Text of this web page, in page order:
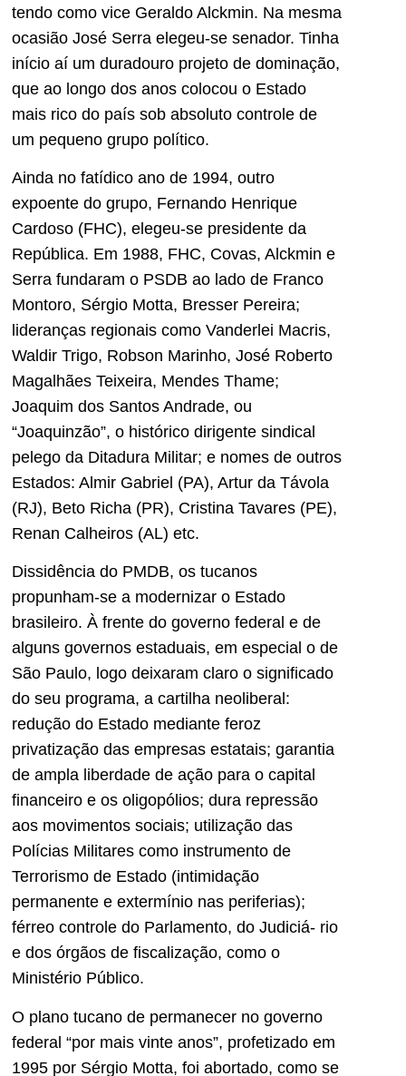
tendo como vice Geraldo Alckmin. Na mesma
ocasião José Serra elegeu-se senador. Tinha
início aí um duradouro projeto de dominação,
que ao longo dos anos colocou o Estado
mais rico do país sob absoluto controle de
um pequeno grupo político.
Ainda no fatídico ano de 1994, outro
expoente do grupo, Fernando Henrique
Cardoso (FHC), elegeu-se presidente da
República. Em 1988, FHC, Covas, Alckmin e
Serra fundaram o PSDB ao lado de Franco
Montoro, Sérgio Motta, Bresser Pereira;
lideranças regionais como Vanderlei Macris,
Waldir Trigo, Robson Marinho, José Roberto
Magalhães Teixeira, Mendes Thame;
Joaquim dos Santos Andrade, ou
“Joaquinzão”, o histórico dirigente sindical
pelego da Ditadura Militar; e nomes de outros
Estados: Almir Gabriel (PA), Artur da Távola
(RJ), Beto Richa (PR), Cristina Tavares (PE),
Renan Calheiros (AL) etc.
Dissidência do PMDB, os tucanos
propunham-se a modernizar o Estado
brasileiro. À frente do governo federal e de
alguns governos estaduais, em especial o de
São Paulo, logo deixaram claro o significado
do seu programa, a cartilha neoliberal:
redução do Estado mediante feroz
privatização das empresas estatais; garantia
de ampla liberdade de ação para o capital
financeiro e os oligopólios; dura repressão
aos movimentos sociais; utilização das
Polícias Militares como instrumento de
Terrorismo de Estado (intimidação
permanente e extermínio nas periferias);
férreo controle do Parlamento, do Judiciá- rio
e dos órgãos de fiscalização, como o
Ministério Público.
O plano tucano de permanecer no governo
federal “por mais vinte anos”, profetizado em
1995 por Sérgio Motta, foi abortado, como se